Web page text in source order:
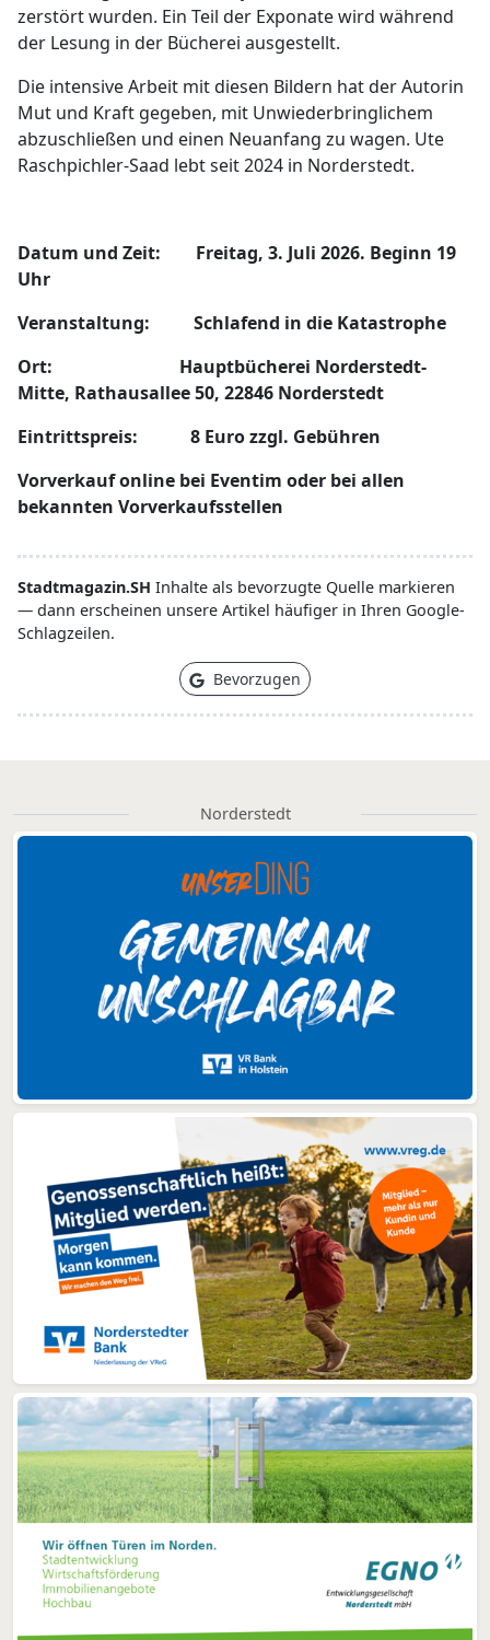
zerstört wurden. Ein Teil der Exponate wird während
der Lesung in der Bücherei ausgestellt.
Die intensive Arbeit mit diesen Bildern hat der Autorin
Mut und Kraft gegeben, mit Unwiederbringlichem
abzuschließen und einen Neuanfang zu wagen. Ute
Raschpichler-Saad lebt seit 2024 in Norderstedt.
Datum und Zeit: Freitag, 3. Juli 2026. Beginn 19
Uhr
Veranstaltung: Schlafend in die Katastrophe
Ort: Hauptbücherei Norderstedt-
Mitte, Rathausallee 50, 22846 Norderstedt
Eintrittspreis: 8 Euro zzgl. Gebühren
Vorverkauf online bei Eventim oder bei allen
bekannten Vorverkaufsstellen
Stadtmagazin.SH Inhalte als bevorzugte Quelle markieren
— dann erscheinen unsere Artikel häufiger in Ihren Google-
Schlagzeilen.
Bevorzugen
Norderstedt